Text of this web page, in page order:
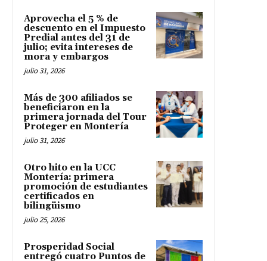
Aprovecha el 5 % de
descuento en el Impuesto
Predial antes del 31 de
julio; evita intereses de
mora y embargos
julio 31, 2026
Más de 300 afiliados se
beneficiaron en la
primera jornada del Tour
Proteger en Montería
julio 31, 2026
Otro hito en la UCC
Montería: primera
promoción de estudiantes
certificados en
bilingüismo
julio 25, 2026
Prosperidad Social
entregó cuatro Puntos de